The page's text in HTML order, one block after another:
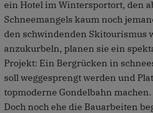
ein Hotel im Wintersportort, den
Schneemangels kaum noch
den schwindenden Skitourismus
anzukurbeln, planen sie ein
Projekt: Ein Bergrücken in
soll weggesprengt werden und
topmoderne Gondelbahn machen.
Doch noch ehe die Bauarbeiten